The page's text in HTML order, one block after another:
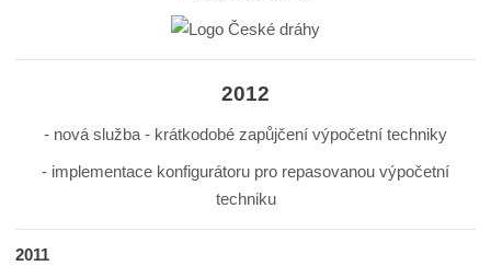
2012
- nová služba - krátkodobé zapůjčení výpočetní techniky
- implementace konfigurátoru pro repasovanou výpočetní
techniku
2011